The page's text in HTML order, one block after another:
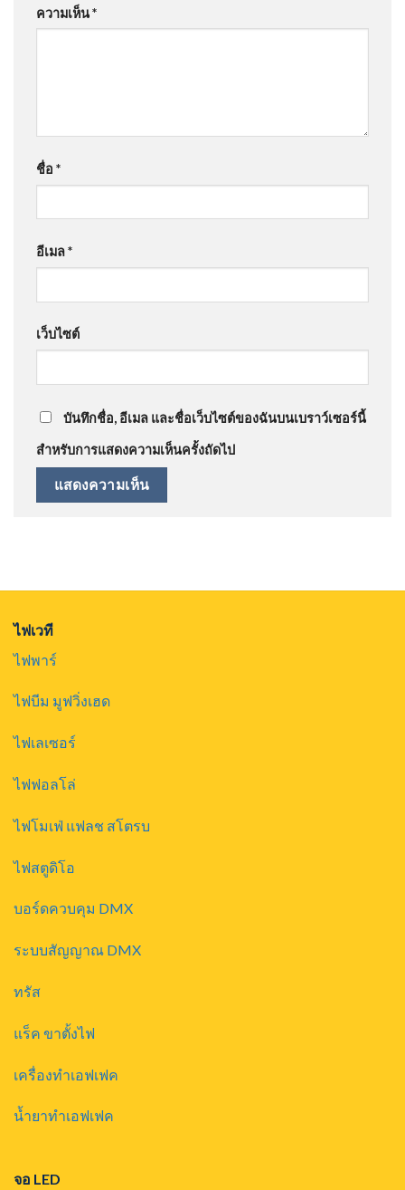
ความเห็น*
ชื่อ *
อีเมล*
เว็บไซต์
บันทึกชื่อ, อีเมล และชื่อเว็บไซต์ของฉันบนเบราว์เซอร์นี้
สำหรับการแสดงความเห็นครั้งถัดไป
ไฟเวที
ไฟพาร์
ไฟบีม มูฟวิ่งเฮด
ไฟเลเซอร์
ไฟฟอลโล่
ไฟโมเฟ่ แฟลช สโตรบ
ไฟสตูดิโอ
บอร์ดควบคุม DMX
ระบบสัญญาณ DMX
ทรัส
แร็ค ขาตั้งไฟ
เครื่องทำเอฟเฟค
น้ำยาทำเอฟเฟค
จอ LED